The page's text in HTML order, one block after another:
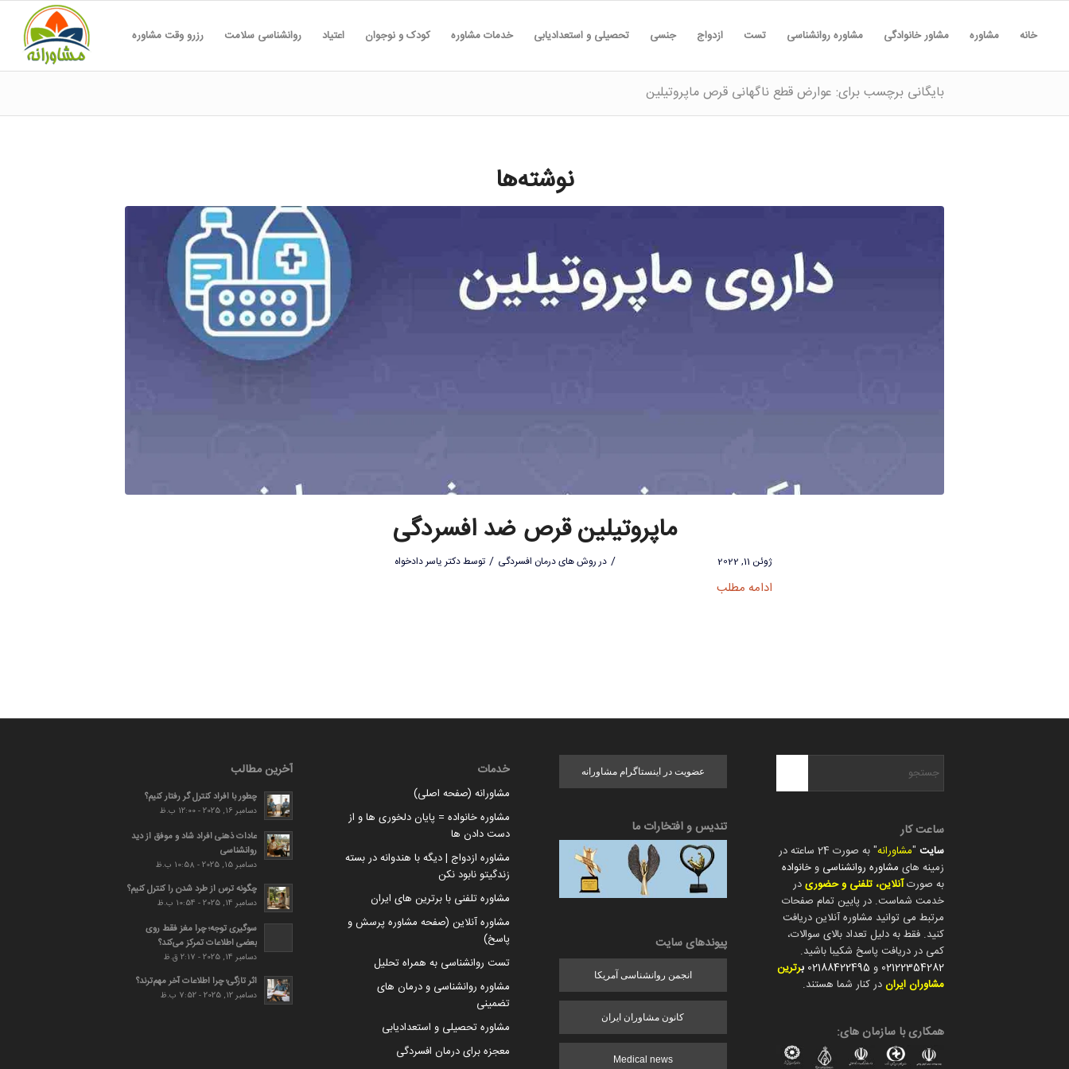
خانه مشاوره مشاور خانوادگی مشاوره روانشناسی تست ازدواج جنسی تحصیلی و استعدادیابی خدمات مشاوره کودک و نوجوان اعتیاد روانشناسی سلامت رزرو وقت مشاوره
بایگانی برچسب برای: عوارض قطع ناگهانی قرص ماپروتیلین
نوشته‌ها
ماپروتیلین قرص ضد افسردگی
ژوئن 11, 2022 / درروش های درمان افسردگی / توسطدکتر یاسر دادخواه
ادامه مطلب
ساعت کار
سایت "مشاورانه
" به صورت 24 ساعته در
زمینه های مشاوره روانشناسی و خانواده
به صورتآنلاین، تلفنی و حضوریدر
خدمت شماست. در پایین تمام صفحات
مرتبط می توانید مشاوره آنلاین دریافت
کنید. فقط به دلیل تعداد بالای سوالات،
کمی در دریافت پاسخ شکیبا باشید.
02122354282 و 02188422495 برترین
مشاوران ایراندر کنار شما هستند.
همکاری با سازمان های:
عضویت در اینستاگرام مشاورانه
تندیس و افتخارات ما
پیوندهای سایت
انجمن روانشناسی آمریکا
کانون مشاوران ایران
Medical news
خدمات
مشاورانه (صفحه اصلی)
مشاوره خانواده = پایان دلخوری ها و از
دست دادن ها
مشاوره ازدواج | دیگه با هندوانه در بسته
زندگیتو نابود نکن
مشاوره تلفنی با برترین های ایران
مشاوره آنلاین (صفحه مشاوره پرسش و
پاسخ)
تست روانشناسی به همراه تحلیل
مشاوره روانشناسی و درمان های
تضمینی
مشاوره تحصیلی و استعدادیابی
معجزه برای درمان افسردگی
آخرین مطالب
چطور با افراد کنترل گر رفتار کنیم؟
دسامبر 16, 2025 - 12:00 ب.ظ
عادات ذهنی افراد شاد و موفق از دید
روانشناسی
دسامبر 15, 2025 - 10:58 ب.ظ
چگونه ترس از طرد شدن را کنترل کنیم؟
دسامبر 14, 2025 - 10:54 ب.ظ
سوگیری توجه؛ چرا مغز فقط روی
بعضی اطلاعات تمرکز می‌کند؟
دسامبر 14, 2025 - 2:17 ق.ظ
اثر تازگی؛ چرا اطلاعات آخر مهم‌ترند؟
دسامبر 12, 2025 - 7:52 ب.ظ